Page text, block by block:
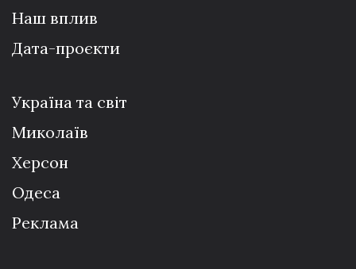
Наш вплив
Дата-проєкти
Україна та світ
Миколаїв
Херсон
Одеса
Реклама